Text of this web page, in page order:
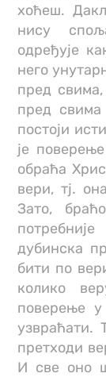
хоћеш.
нису
одређује
него
пред
пред
постоји
је
обраћа
вери, тј.
Зато,
дубинска
бити по
колико
поверење
узвраћати.
претходи
И све оно